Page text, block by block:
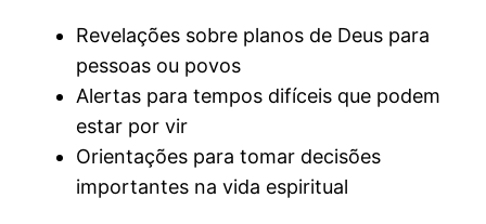
Revelações sobre planos de Deus para
pessoas ou povos
Alertas para tempos difíceis que podem
estar por vir
Orientações para tomar decisões
importantes na vida espiritual